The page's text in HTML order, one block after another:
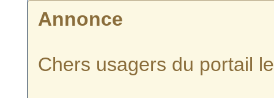
Annonce
Chers usagers du portail